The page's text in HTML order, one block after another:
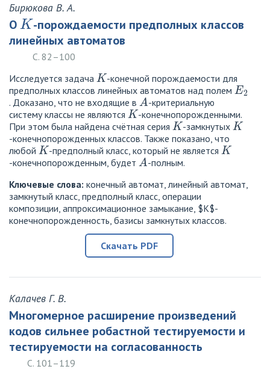
Бирюкова В. А.
О
K
-порождаемости предполных классов
линейных автоматов
С. 82–100
Исследуется задача
K
-конечной порождаемости для
предполных классов линейных автоматов над полем
E2
. Доказано, что не входящие в
A
-критериальную
систему классы не являются
K
-конечнопорожденными.
При этом была найдена счётная серия
K
-замкнутых
K
-конечнопорожденных классов. Также показано, что
любой
K
-предполный класс, который не является
K
-конечнопорожденным, будет
A
-полным.
Ключевые слова: конечный автомат, линейный автомат,
замкнутый класс, предполный класс, операции
композиции, аппроксимационное замыкание, $K$-
конечнопорожденность, базисы замкнутых классов.
Скачать PDF
Калачев Г. В.
Многомерное расширение произведений
кодов сильнее робастной тестируемости и
тестируемости на согласованность
С. 101–119